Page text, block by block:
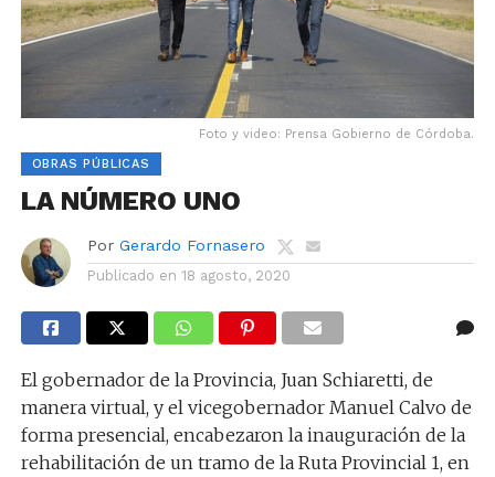
Foto y video: Prensa Gobierno de Córdoba.
OBRAS PÚBLICAS
LA NÚMERO UNO
Por Gerardo Fornasero
Publicado en 18 agosto, 2020
El gobernador de la Provincia, Juan Schiaretti, de
manera virtual, y el vicegobernador Manuel Calvo de
forma presencial, encabezaron la inauguración de la
rehabilitación de un tramo de la Ruta Provincial 1, en